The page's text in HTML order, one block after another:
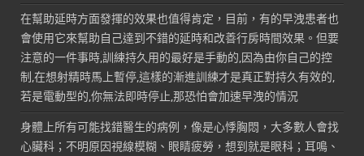
在幫助延時方面發揮的效果也值得肯定，目前，有的早洩患者也
會使用它來幫助自己達到不錯的延時和改善行房時間效果。但要
注意的一件事時,訓練持久用的最好是手動的,因為由你自己的控
制,在想射精時馬上暫停,這樣的漸進訓練才是真正對持久有效的,
若是電動型的,你無法即時停止,那恐怕會加速早洩的情況
身體上所有可能找錯醫生的病例，像是心悸胸悶，大多數人會找
心臟科；不明原因視線模糊、眼睛疲勞，想到就是眼科；耳鳴、